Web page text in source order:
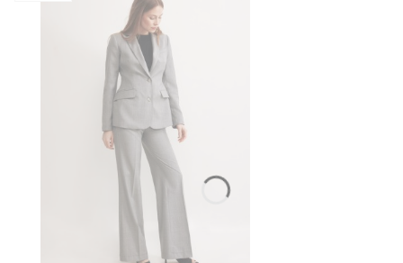
ZOBACZ PRODUKT